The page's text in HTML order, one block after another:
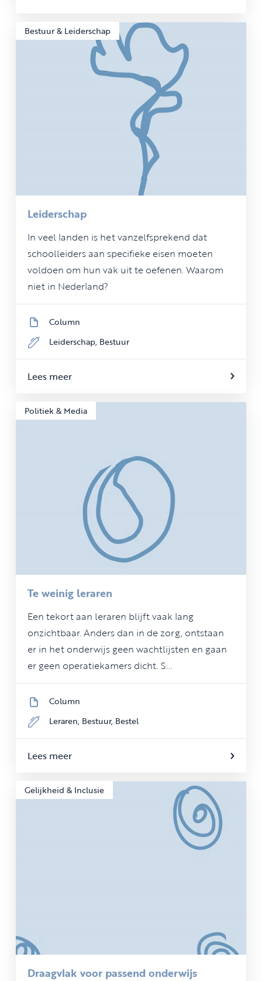
Bestuur & Leiderschap
Leiderschap
In veel landen is het vanzelfsprekend dat
schoolleiders aan specifieke eisen moeten
voldoen om hun vak uit te oefenen. Waarom
niet in Nederland?
Column
Leiderschap, Bestuur
Lees meer
Politiek & Media
Te weinig leraren
Een tekort aan leraren blijft vaak lang
onzichtbaar. Anders dan in de zorg, ontstaan
er in het onderwijs geen wachtlijsten en gaan
er geen operatiekamers dicht. S...
Column
Leraren, Bestuur, Bestel
Lees meer
Gelijkheid & Inclusie
Draagvlak voor passend onderwijs